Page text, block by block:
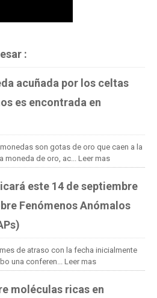
:
acuñada por los celtas
es encontrada en
son gotas de oro que caen a la
moneda de oro, ac... Leer mas
este 14 de septiembre
Fenómenos Anómalos
de atraso con la fecha inicialmente
una conferen... Leer mas
moléculas ricas en